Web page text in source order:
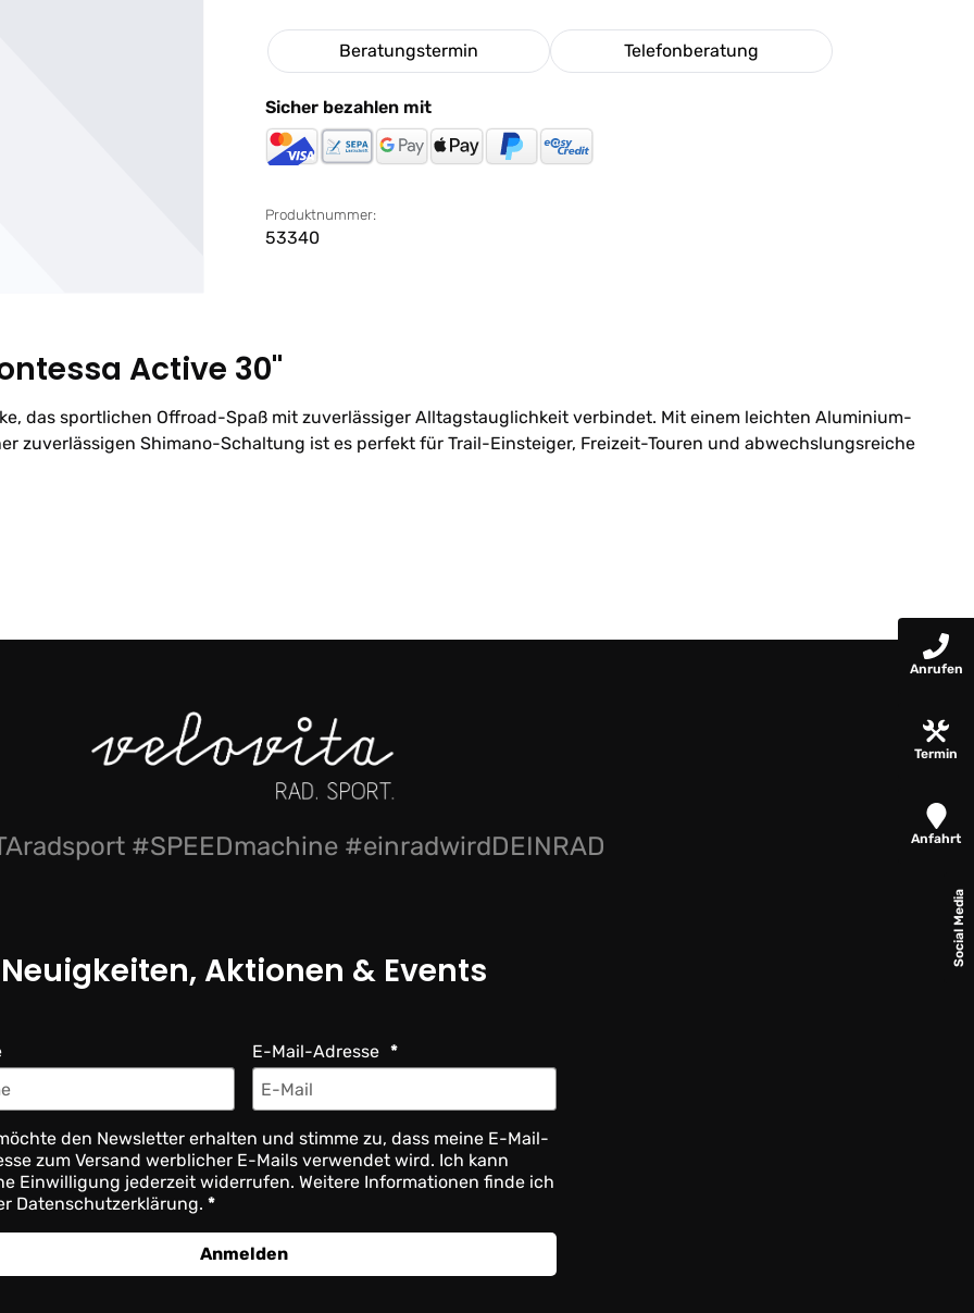
Beratungstermin Telefonberatung
Sicher bezahlen mit
Produktnummer:
53340
Active 30"
das sportlichen Offroad-Spaß mit zuverlässiger Alltagstauglichkeit verbindet. Mit einem leichten Aluminium-
zuverlässigen Shimano-Schaltung ist es perfekt für Trail-Einsteiger, Freizeit-Touren und abwechslungsreiche
#SPEEDmachine #einradwirdDEINRAD
Neuigkeiten, Aktionen & Events
E-Mail-Adresse
den Newsletter erhalten und stimme zu, dass meine E-Mail-
zum Versand werblicher E-Mails verwendet wird. Ich kann
Einwilligung jederzeit widerrufen. Weitere Informationen finde ich
Datenschutzerklärung.
Anmelden
Anrufen
Termin
Anfahrt
Social Media